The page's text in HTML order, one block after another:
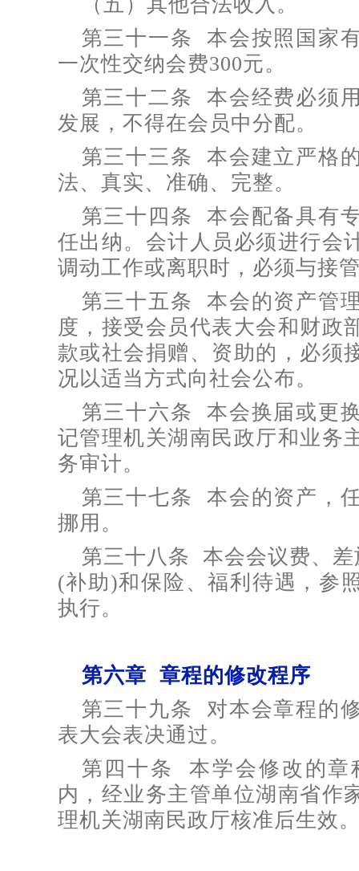
第三十一条 本会按照国家
一次性交纳会费300元。
第三十二条 本会经费必须
发展，不得在会员中分配。
第三十三条 本会建立严格
法、真实、准确、完整。
第三十四条 本会配备具有
任出纳。会计人员必须进行会
调动工作或离职时，必须与接
第三十五条 本会的资产管
度，接受会员代表大会和财政
款或社会捐赠、资助的，必须
况以适当方式向社会公布。
第三十六条 本会换届或更
记管理机关湖南民政厅和业务
务审计。
第三十七条 本会的资产，
挪用。
第三十八条 本会会议费、
(补助)和保险、福利待遇，参
执行。
第六章 章程的修改程序
第三十九条 对本会章程的
表大会表决通过。
第四十条 本学会修改的章
内，经业务主管单位湖南省作
理机关湖南民政厅核准后生效